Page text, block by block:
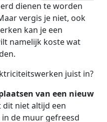
dienen te worden
vergis je niet, ook
kan je een
namelijk koste wat
juist in?
van een nieuw
dit niet altijd een
de muur gefreesd